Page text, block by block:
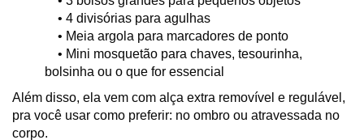
• 4 divisórias para agulhas
• Meia argola para marcadores de ponto
• Mini mosquetão para chaves, tesourinha,
bolsinha ou o que for essencial
Além disso, ela vem com alça extra removível e regulável,
pra você usar como preferir: no ombro ou atravessada no
corpo.